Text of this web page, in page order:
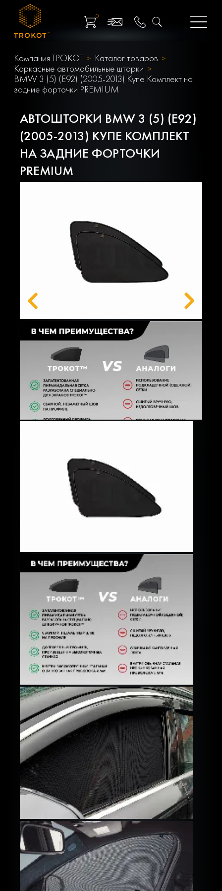
0
Компания ТРОКОТ
Каталог товаров
Каркасные автомобильные шторки
BMW 3 (5) (E92) (2005-2013) Купе Комплект на
задние форточки PREMIUM
АВТОШТОРКИ BMW 3 (5) (E92)
(2005-2013) КУПЕ КОМПЛЕКТ
НА ЗАДНИЕ ФОРТОЧКИ
PREMIUM